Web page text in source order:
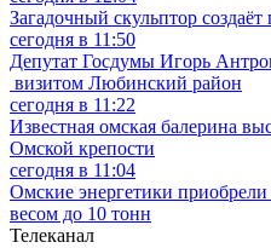
Загадочный скульптор
сегодня в 11:50
Депутат Госдумы Игорь
визитом Любинский район
сегодня в 11:22
Известная омская балерина
Омской крепости
сегодня в 11:04
Омские энергетики приобрели
весом до 10 тонн
Телеканал